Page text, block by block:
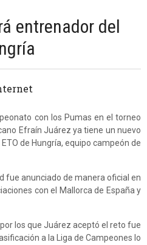
entrenador del
con los Pumas en el torneo
Efraín Juárez ya tiene un nuevo
de Hungría, equipo campeón de
fue anunciado de manera oficial en
con el Mallorca de España y
los que Juárez aceptó el reto fue
a la Liga de Campeones lo